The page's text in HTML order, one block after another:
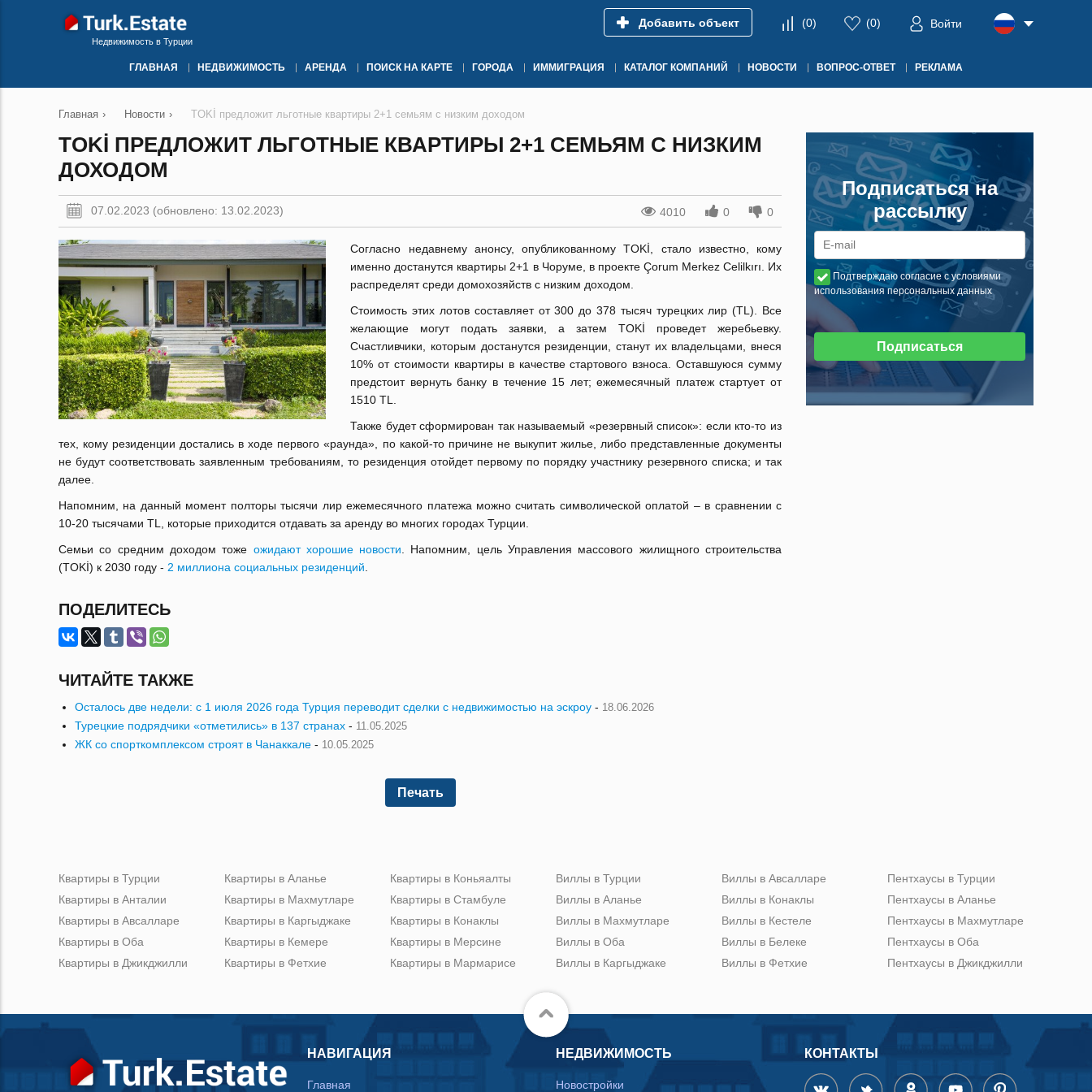
Недвижимость в Турции
Добавить объект (0) (0) Войти
ГЛАВНАЯ НЕДВИЖИМОСТЬ АРЕНДА ПОИСК НА КАРТЕ ГОРОДА ИММИГРАЦИЯ КАТАЛОГ КОМПАНИЙ НОВОСТИ ВОПРОС-ОТВЕТ РЕКЛАМА
Главная › Новости › TOKİ предложит льготные квартиры 2+1 семьям с низким доходом
TOKİ ПРЕДЛОЖИТ ЛЬГОТНЫЕ КВАРТИРЫ 2+1 СЕМЬЯМ С НИЗКИМ
ДОХОДОМ
07.02.2023 (обновлено: 13.02.2023) 4010 0 0
Согласно недавнему анонсу, опубликованному TOKİ, стало известно, кому
именно достанутся квартиры 2+1 в Чоруме, в проекте Çorum Merkez Celilkırı. Их
распределят среди домохозяйств с низким доходом.
Стоимость этих лотов составляет от 300 до 378 тысяч турецких лир (TL). Все
желающие могут подать заявки, а затем TOKİ проведет жеребьевку.
Счастливчики, которым достанутся резиденции, станут их владельцами, внеся
10% от стоимости квартиры в качестве стартового взноса. Оставшуюся сумму
предстоит вернуть банку в течение 15 лет; ежемесячный платеж стартует от
1510 TL.
Также будет сформирован так называемый «резервный список»: если кто-то из
тех, кому резиденции достались в ходе первого «раунда», по какой-то причине не выкупит жилье, либо представленные документы
не будут соответствовать заявленным требованиям, то резиденция отойдет первому по порядку участнику резервного списка; и так
далее.
Напомним, на данный момент полторы тысячи лир ежемесячного платежа можно считать символической оплатой – в сравнении с
10-20 тысячами TL, которые приходится отдавать за аренду во многих городах Турции.
Семьи со средним доходом тоже ожидают хорошие новости . Напомним, цель Управления массового жилищного строительства
(TOKİ) к 2030 году - 2 миллиона социальных резиденций
ПОДЕЛИТЕСЬ
ЧИТАЙТЕ ТАКЖЕ
Осталось две недели: с 1 июля 2026 года Турция переводит сделки с недвижимостью на эскроу - 18.06.2026
Турецкие подрядчики «отметились» в 137 странах - 11.05.2025
ЖК со спорткомплексом строят в Чанаккале - 10.05.2025
Печать
Подписаться на
рассылку
Подтверждаю согласие с условиями
использования персональных данных
Подписаться
Квартиры в Турции
Квартиры в Анталии
Квартиры в Авсалларе
Квартиры в Оба
Квартиры в Джикджилли
Квартиры в Аланье
Квартиры в Махмутларе
Квартиры в Каргыджаке
Квартиры в Кемере
Квартиры в Фетхие
Квартиры в Коньяалты
Квартиры в Стамбуле
Квартиры в Конаклы
Квартиры в Мерсине
Квартиры в Мармарисе
Виллы в Турции
Виллы в Аланье
Виллы в Махмутларе
Виллы в Оба
Виллы в Каргыджаке
Виллы в Авсалларе
Виллы в Конаклы
Виллы в Кестеле
Виллы в Белеке
Виллы в Фетхие
Пентхаусы в Турции
Пентхаусы в Аланье
Пентхаусы в Махмутларе
Пентхаусы в Оба
Пентхаусы в Джикджилли
НАВИГАЦИЯ
Главная
НЕДВИЖИМОСТЬ
Новостройки
КОНТАКТЫ